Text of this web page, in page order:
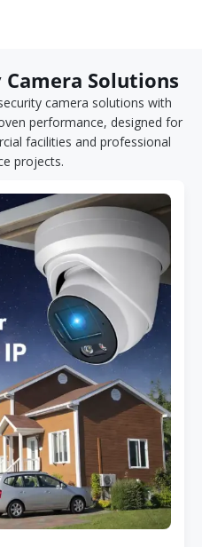
Solutions
camera solutions with
performance, designed for
facilities and professional
projects.